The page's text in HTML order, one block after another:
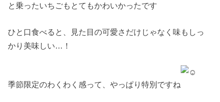
と乗ったいちごもとてもかわいかったです
ひと口食べると、見た目の可愛さだけじゃなく味もしっ
かり美味しい…！
季節限定のわくわく感って、やっぱり特別ですね